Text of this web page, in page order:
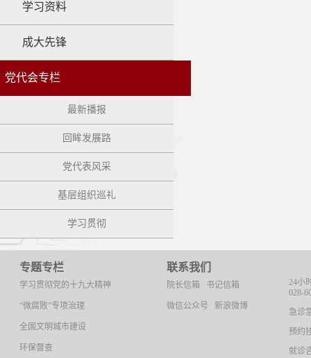
学习资料
成大先锋
党代会专栏
最新播报
回眸发展路
党代表风采
基层组织巡礼
学习贯彻
专题专栏
学习贯彻党的十九大精神
“微腐败”专项治理
全国文明城市建设
环保督查
联系我们
院长信箱 书记信箱
微信公众号 新浪微博
24小
028-
急诊
预约
就诊